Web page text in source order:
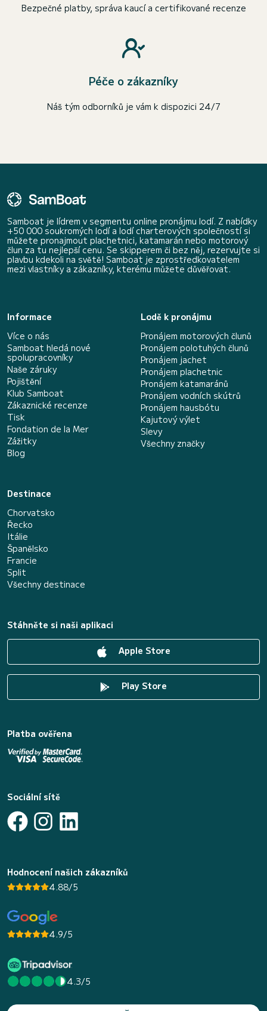
Bezpečné platby, správa kaucí a certifikované recenze
Péče o zákazníky
Náš tým odborníků je vám k dispozici 24/7
Samboat je lídrem v segmentu online pronájmu lodí. Z nabídky
+50 000 soukromých lodí a lodí charterových společností si
můžete pronajmout plachetnici, katamarán nebo motorový
člun za tu nejlepší cenu. Se skipperem či bez něj, rezervujte si
plavbu kdekoli na světě! Samboat je zprostředkovatelem
mezi vlastníky a zákazníky, kterému můžete důvěřovat.
Informace
Více o nás
Samboat hledá nové
spolupracovníky
Naše záruky
Pojištění
Klub Samboat
Zákaznické recenze
Tisk
Fondation de la Mer
Zážitky
Blog
Lodě k pronájmu
Pronájem motorových člunů
Pronájem polotuhých člunů
Pronájem jachet
Pronájem plachetnic
Pronájem katamaránů
Pronájem vodních skútrů
Pronájem hausbótu
Kajutový výlet
Slevy
Všechny značky
Destinace
Chorvatsko
Řecko
Itálie
Španělsko
Francie
Split
Všechny destinace
Stáhněte si naši aplikaci
Apple Store
Play Store
Platba ověřena
Sociální sítě
Hodnocení našich zákazníků
4.88/5
4.9/5
4.3/5